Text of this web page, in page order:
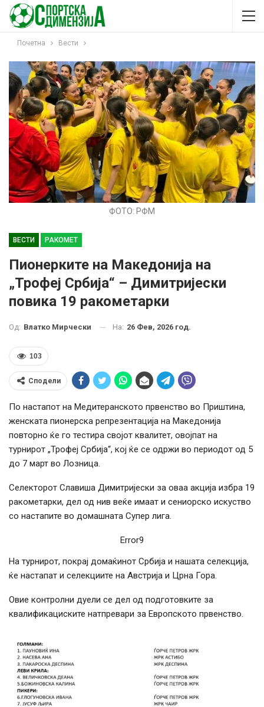
Почетна Вести
ФОТО: РФМ
ВЕСТИ РАКОМЕТ
Пионерките на Македонија на
„Трофеј Србија“ – Димитријески
повика 19 ракометарки
Од: Влатко Мирчески На: 26 Фев, 2026 год.
103
Сподели
По настапот на Медитеранското првенство во Приштина,
женската пионерска репрезентација на Македонија
повторно ќе го тестира својот квалитет, овојпат на
турнирот „Трофеј Србија“, кој ќе се одржи во периодот од 5
до 7 март во Лозница.
Селекторот Славиша Димитријески за оваа акција избра 19
ракометарки, дел од нив веќе имаат и сениорско искуство
со настапите во домашната Супер лига.
Error9
На турнирот, покрај домаќинот Србија и нашата селекција,
ќе настапат и селекциите на Австрија и Црна Гора.
Овие контролни дуели се дел од подготовките за
квалификациските натпревари за Европското првенство.